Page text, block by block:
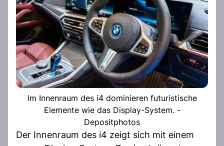
Im Innenraum des i4 dominieren futuristische
Elemente wie das Display-System. -
Depositphotos
Der Innenraum des i4 zeigt sich mit einem